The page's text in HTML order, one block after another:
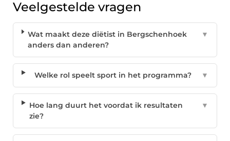
Veelgestelde vragen
Wat maakt deze diëtist in Bergschenhoek
anders dan anderen?
▼
Welke rol speelt sport in het programma? ▼
Hoe lang duurt het voordat ik resultaten
zie?
▼